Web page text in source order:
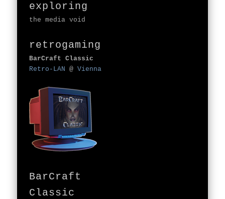
exploring
the media void
retrogaming
BarCraft Classic
Retro-LAN @Vienna
BarCraft
Classic